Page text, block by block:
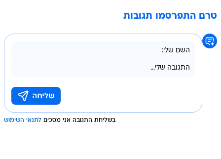
טרם התפרסמו תגובות
בשליחת התגובה אני מסכים לתנאי השימוש